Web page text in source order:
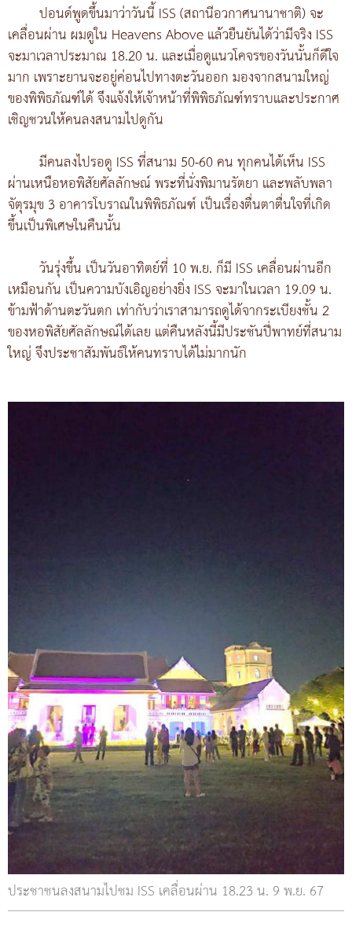
ปอนด์พูดขึ้นมาว่าวันนี้ ISS (สถานีอวกาศนานาชาติ) จะ
เคลื่อนผ่าน ผมดูใน Heavens Above แล้วยืนยันได้ว่ามีจริง ISS
จะมาเวลาประมาณ 18.20 น. และเมื่อดูแนวโคจรของวันนั้นก็ดีใจ
มาก เพราะยานจะอยู่ค่อนไปทางตะวันออก มองจากสนามใหญ่
ของพิพิธภัณฑ์ได้ จึงแจ้งให้เจ้าหน้าที่พิพิธภัณฑ์ทราบและประกาศ
เชิญชวนให้คนลงสนามไปดูกัน
มีคนลงไปรอดู ISS ที่สนาม 50-60 คน ทุกคนได้เห็น ISS
ผ่านเหนือหอพิสัยศัลลักษณ์ พระที่นั่งพิมานรัตยา และพลับพลา
จัตุรมุข 3 อาคารโบราณในพิพิธภัณฑ์ เป็นเรื่องตื่นตาตื่นใจที่เกิด
ขึ้นเป็นพิเศษในคืนนั้น
วันรุ่งขึ้น เป็นวันอาทิตย์ที่ 10 พ.ย. ก็มี ISS เคลื่อนผ่านอีก
เหมือนกัน เป็นความบังเอิญอย่างยิ่ง ISS จะมาในเวลา 19.09 น.
ข้ามฟ้าด้านตะวันตก เท่ากับว่าเราสามารถดูได้จากระเบียงชั้น 2
ของหอพิสัยศัลลักษณ์ได้เลย แต่คืนหลังนี้มีประชันปี่พาทย์ที่สนาม
ใหญ่ จึงประชาสัมพันธ์ให้คนทราบได้ไม่มากนัก
ประชาชนลงสนามไปชม ISS เคลื่อนผ่าน 18.23 น. 9 พ.ย. 67